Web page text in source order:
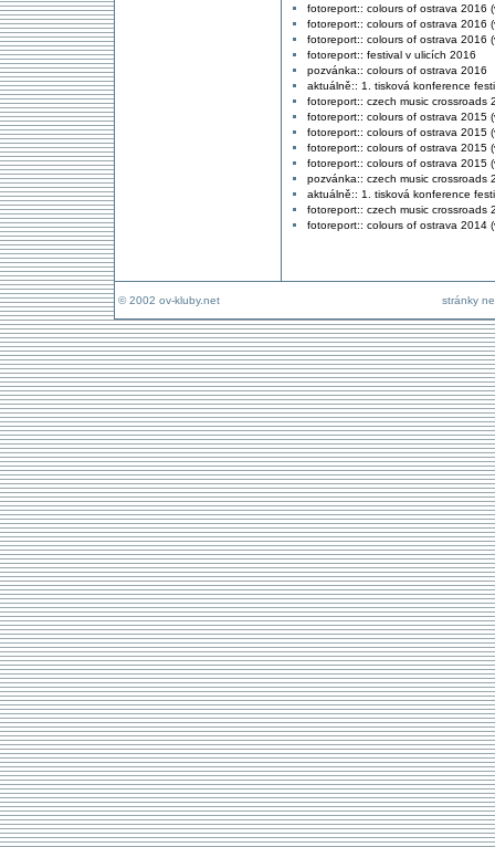
fotoreport:: colours of ostrava 2016
fotoreport:: colours of ostrava 2016
fotoreport:: colours of ostrava 2016
fotoreport:: festival v ulicích 2016
pozvánka:: colours of ostrava 2016
aktuálně:: 1. tisková konference
fotoreport:: czech music crossroads
fotoreport:: colours of ostrava 2015
fotoreport:: colours of ostrava 2015
fotoreport:: colours of ostrava 2015
fotoreport:: colours of ostrava 2015
pozvánka:: czech music crossroads
aktuálně:: 1. tisková konference
fotoreport:: czech music crossroads
fotoreport:: colours of ostrava 2014
© 2002 ov-kluby.net stránky